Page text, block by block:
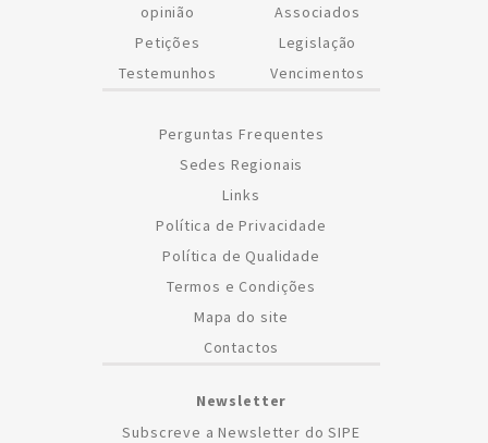
opinião
Petições
Testemunhos
Associados
Legislação
Vencimentos
Perguntas Frequentes
Sedes Regionais
Links
Política de Privacidade
Política de Qualidade
Termos e Condições
Mapa do site
Contactos
Newsletter
Subscreve a Newsletter do SIPE